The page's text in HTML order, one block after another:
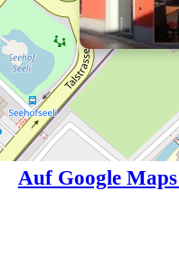
Auf Google Maps